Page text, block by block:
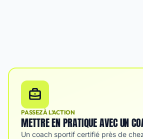
PASSEZ À L'ACTION
METTRE EN PRATIQUE AVEC UN
Un coach sportif certifié près de